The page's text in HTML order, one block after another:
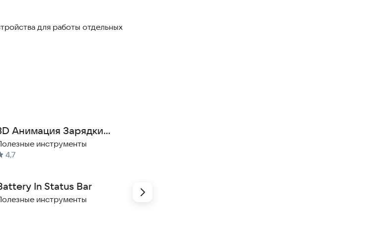
каналы связи.
для работы отдельных
Анимация Зарядки
инструменты
4,7
In Status Bar
инструменты